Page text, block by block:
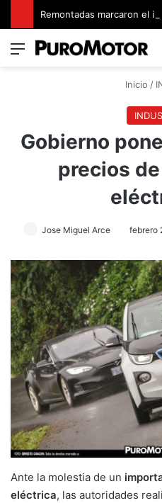
Menú
Inicio /
Gobierno
precios
Jose Miguel Arce febrero
Ante la molestia de un
eléctrica, las autoridades